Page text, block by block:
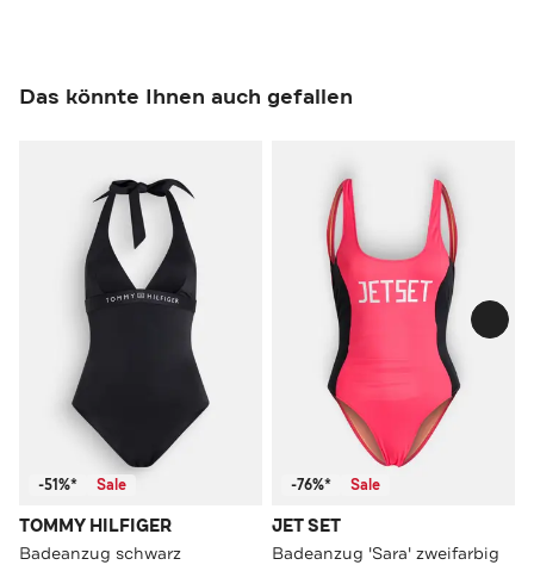
Das könnte Ihnen auch gefallen
-51%* Sale
TOMMY HILFIGER
Badeanzug schwarz
-76%* Sale
JET SET
Badeanzug 'Sara' zweifarbig